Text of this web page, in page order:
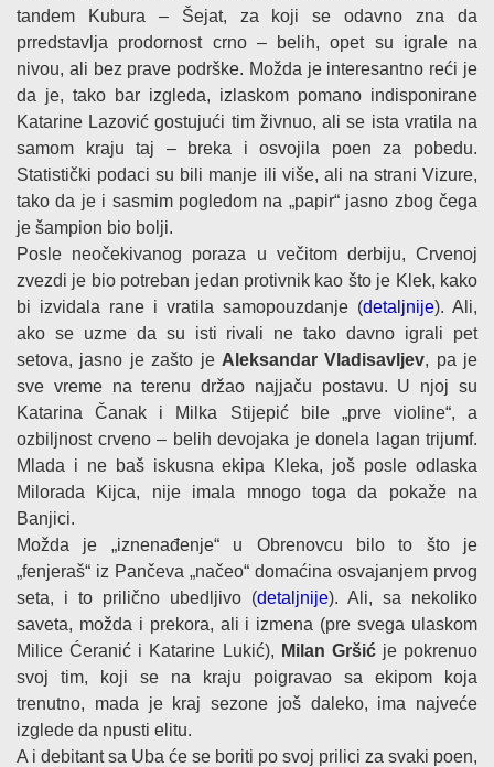
tandem Kubura – Šejat, za koji se odavno zna da
prredstavlja prodornost crno – belih, opet su igrale na
nivou, ali bez prave podrške. Možda je interesantno reći je
da je, tako bar izgleda, izlaskom pomano indisponirane
Katarine Lazović gostujući tim živnuo, ali se ista vratila na
samom kraju taj – breka i osvojila poen za pobedu.
Statistički podaci su bili manje ili više, ali na strani Vizure,
tako da je i sasmim pogledom na „papir“ jasno zbog čega
je šampion bio bolji.
Posle neočekivanog poraza u večitom derbiju, Crvenoj
zvezdi je bio potreban jedan protivnik kao što je Klek, kako
bi izvidala rane i vratila samopouzdanje (detaljnije). Ali,
ako se uzme da su isti rivali ne tako davno igrali pet
setova, jasno je zašto je Aleksandar Vladisavljev, pa je
sve vreme na terenu držao najjaču postavu. U njoj su
Katarina Čanak i Milka Stijepić bile „prve violine“, a
ozbiljnost crveno – belih devojaka je donela lagan trijumf.
Mlada i ne baš iskusna ekipa Kleka, još posle odlaska
Milorada Kijca, nije imala mnogo toga da pokaže na
Banjici.
Možda je „iznenađenje“ u Obrenovcu bilo to što je
„fenjeraš“ iz Pančeva „načeo“ domaćina osvajanjem prvog
seta, i to prilično ubedljivo (detaljnije). Ali, sa nekoliko
saveta, možda i prekora, ali i izmena (pre svega ulaskom
Milice Ćeranić i Katarine Lukić), Milan Gršićje pokrenuo
svoj tim, koji se na kraju poigravao sa ekipom koja
trenutno, mada je kraj sezone još daleko, ima najveće
izglede da npusti elitu.
A i debitant sa Uba će se boriti po svoj prilici za svaki poen,